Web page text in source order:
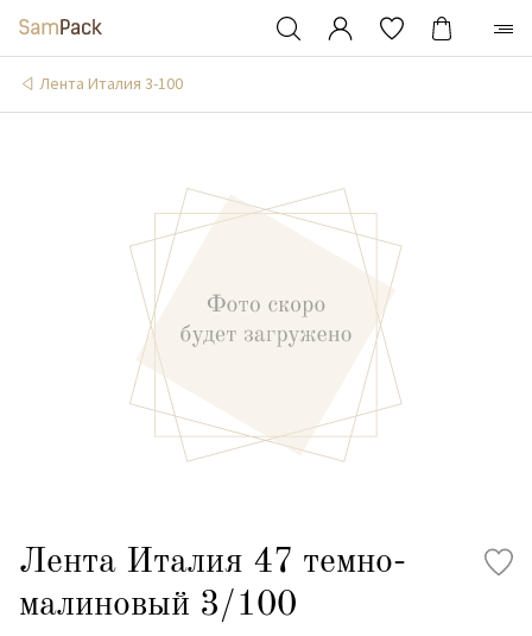
Лента Италия 3-100
Лента Италия 47 темно-
малиновый 3/100